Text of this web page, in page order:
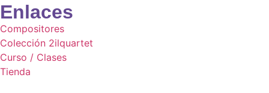
Enlaces
Compositores
Colección 2ilquartet
Curso / Clases
Tienda